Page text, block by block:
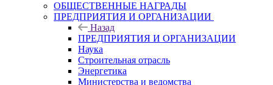
ОБЩЕСТВЕННЫЕ НАГРАДЫ
ПРЕДПРИЯТИЯ И ОРГАНИЗАЦИИ
Назад
ПРЕДПРИЯТИЯ И ОРГАНИЗАЦИИ
Наука
Строительная отрасль
Энергетика
Министерства и ведомства